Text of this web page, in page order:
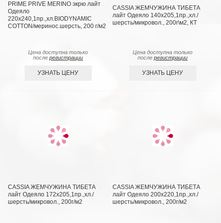
PRIME PRIVE MERINO экрю лайт
Одеяло
220х240,1пр.,хл.BIODYNAMIC
COTTON/меринос.шерсть, 200 г/м2
Цена доступна только
послерегистрации
УЗНАТЬ ЦЕНУ
CASSIA ЖЕМЧУЖИНА ТИБЕТА
лайт Одеяло 140х205,1пр.,хл./
шерсть/микровол., 200г\м2, КТ
Цена доступна только
послерегистрации
УЗНАТЬ ЦЕНУ
CASSIA ЖЕМЧУЖИНА ТИБЕТА
лайт Одеяло 172х205,1пр.,хл./
шерсть/микровол., 200г/м2
CASSIA ЖЕМЧУЖИНА ТИБЕТА
лайт Одеяло 200х220,1пр.,хл./
шерсть/микровол., 200г/м2